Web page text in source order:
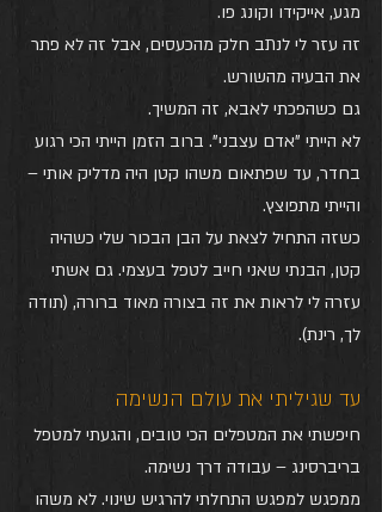
מגע, אייקידו וקונג פו.
זה עזר לי לנתב חלק מהכעסים, אבל זה לא פתר
את הבעיה מהשורש.
גם כשהפכתי לאבא, זה המשיך.
לא הייתי "אדם עצבני". ברוב הזמן הייתי הכי רגוע
בחדר, עד שפתאום משהו קטן היה מדליק אותי –
והייתי מתפוצץ.
כשזה התחיל לצאת על הבן הבכור שלי כשהיה
קטן, הבנתי שאני חייב לטפל בעצמי. גם אשתי
עזרה לי לראות את זה בצורה מאוד ברורה, (תודה
לך, רינת).
עד שגיליתי את עולם הנשימה
חיפשתי את המטפלים הכי טובים, והגעתי למטפל
בריברסינג – עבודה דרך נשימה.
ממפגש למפגש התחלתי להרגיש שינוי. לא משהו